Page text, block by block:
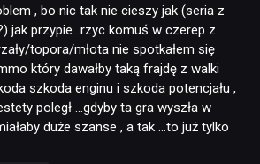
GRALIŚMY
, bo nic tak nie cieszy jak (seria z
jak przypie…rzyc komuś w czerep z
topora/młota nie spotkałem się
który dawałby taką frajdę z walki
szkoda enginu i szkoda potencjału ,
poległ …gdyby ta gra wyszła w
duże szanse , a tak …to już tylko